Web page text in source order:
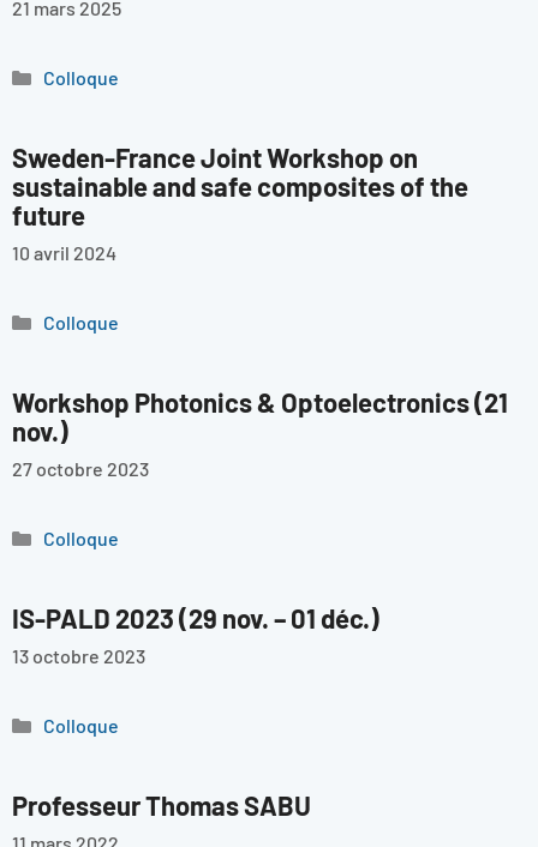
21 mars 2025
Catégories
Colloque
Sweden-France Joint Workshop on
sustainable and safe composites of the
future
10 avril 2024
Catégories
Colloque
Workshop Photonics & Optoelectronics (21
nov.)
27 octobre 2023
Catégories
Colloque
IS-PALD 2023 (29 nov. – 01 déc.)
13 octobre 2023
Catégories
Colloque
Professeur Thomas SABU